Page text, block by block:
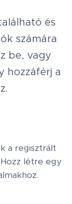
és
számára
be, vagy
hozzáférj a
a regisztrált
létre egy